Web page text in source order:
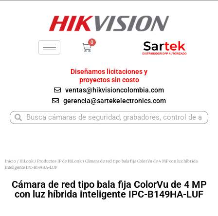
0
Carrito
Diseñamos licitaciones y
proyectos sin costo
ventas@hikvisioncolombia.com
gerencia@sartekelectronics.com
BuscarBuscar
Inicio / HiLook / Productos IP de HiLook / Cámara de red tipo bala fija ColorVu de 4 MP con luz híbrida
inteligente IPC-B149HA-LUF
Cámara de red tipo bala fija ColorVu de 4 MP
con luz híbrida inteligente IPC-B149HA-LUF